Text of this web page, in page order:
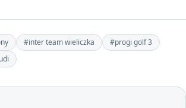
#inter team wieliczka
#progi golf 3